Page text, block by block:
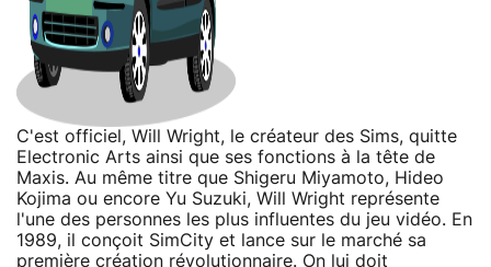
C'est officiel, Will Wright, le créateur des Sims, quitte
Electronic Arts ainsi que ses fonctions à la tête de
Maxis. Au même titre que Shigeru Miyamoto, Hideo
Kojima ou encore Yu Suzuki, Will Wright représente
l'une des personnes les plus influentes du jeu vidéo. En
1989, il conçoit SimCity et lance sur le marché sa
première création révolutionnaire. On lui doit